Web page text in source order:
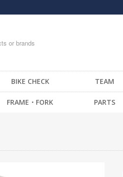
BIKE CHECK TEAM
FRAME・FORK PARTS